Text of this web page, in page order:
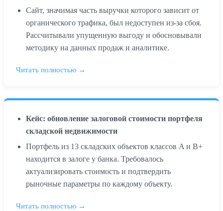
Сайт, значимая часть выручки которого зависит от
органического трафика, был недоступен из-за сбоя.
Рассчитывали упущенную выгоду и обосновывали
методику на данных продаж и аналитике.
Читать полностью →
Кейс: обновление залоговой стоимости портфеля
складской недвижимости
Портфель из 13 складских объектов классов A и B+
находится в залоге у банка. Требовалось
актуализировать стоимость и подтвердить
рыночные параметры по каждому объекту.
Читать полностью →